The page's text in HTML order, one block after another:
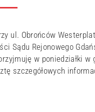
ul. Obrońców
Sądu Rejonowego
w poniedziałki w
szczegółowych